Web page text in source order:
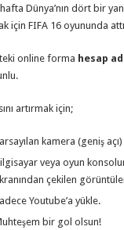
Dünya’nın dört bir
için FIFA 16 oyununda
online forma hesap
artırmak için;
kamera (geniş
veya oyun
çekilen
Youtube’a yükle.
bir gol olsun!